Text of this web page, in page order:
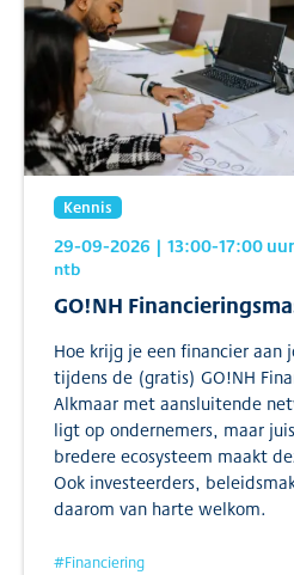
Kennis
29-09-2026 | 13:00-17:00uur
ntb
GO!NH
Hoe krijg je een financier aan
tijdens de (gratis) GO!NH
Alkmaar met aansluitende
ligt op ondernemers, maar
bredere ecosysteem maakt
Ook investeerders,
daarom van harte welkom.
#Financiering